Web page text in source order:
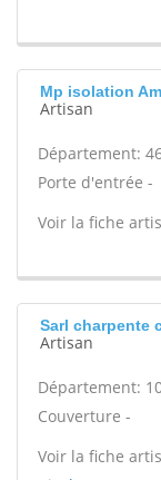
Mp isolation
Artisan
Département:
Porte d'entrée -
Voir la fiche
Sarl charpente
Artisan
Département:
Couverture -
Voir la fiche